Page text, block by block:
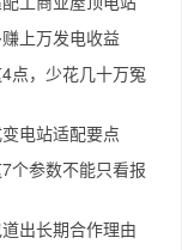
上万发电收益
点，少花几十万冤
电站适配要点
个参数不能只看报
出长期合作理由